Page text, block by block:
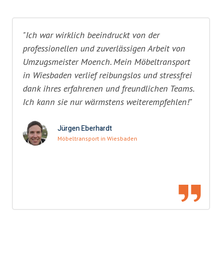
"Ich war wirklich beeindruckt von der
professionellen und zuverlässigen Arbeit von
Umzugsmeister Moench. Mein Möbeltransport
in Wiesbaden verlief reibungslos und stressfrei
dank ihres erfahrenen und freundlichen Teams.
Ich kann sie nur wärmstens weiterempfehlen!"
Jürgen Eberhardt
Möbeltransport in Wiesbaden